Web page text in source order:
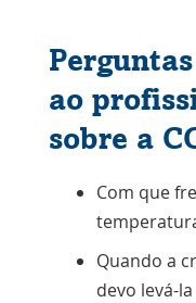
ao
sobre a
Com que
Quando a
devo levá-